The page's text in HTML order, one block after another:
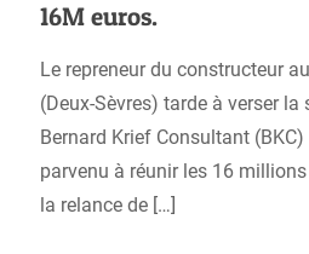
16M euros.
Le repreneur du constructeur
(Deux-Sèvres) tarde à verser
Bernard Krief Consultant (BKC)
parvenu à réunir les 16 millions
la relance de […]